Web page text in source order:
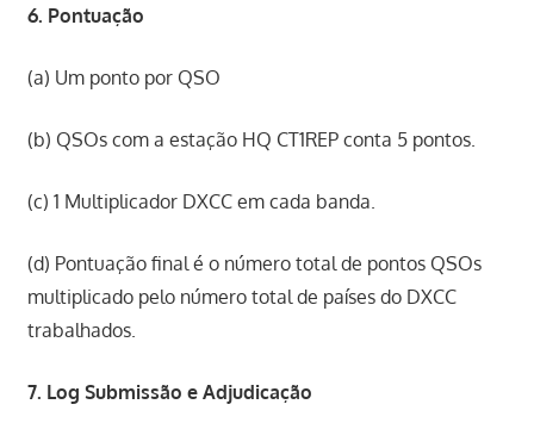
6. Pontuação
(a) Um ponto por QSO
(b) QSOs com a estação HQ CT1REP conta 5 pontos.
(c) 1 Multiplicador DXCC em cada banda.
(d) Pontuação final é o número total de pontos QSOs
multiplicado pelo número total de países do DXCC
trabalhados.
7. Log Submissão e Adjudicação